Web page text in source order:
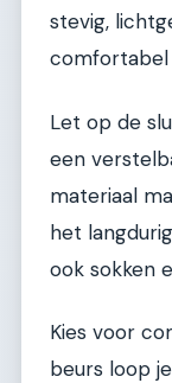
stevig,
comfortabel
Let op de
een
materiaal
het
ook sokken
Kies voor
beurs loop